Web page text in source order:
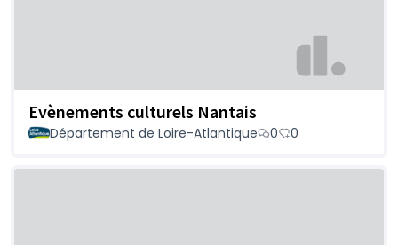
Evènements culturels Nantais
Département de Loire-Atlantique 0 0